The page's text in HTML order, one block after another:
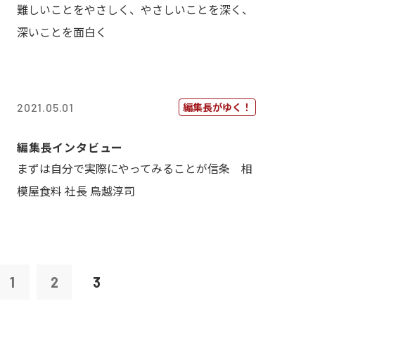
難しいことをやさしく、やさしいことを深く、
深いことを面白く
2021.05.01 編集長がゆく！
編集長インタビュー
まずは自分で実際にやってみることが信条 相
模屋食料 社長 鳥越淳司
1 2 3